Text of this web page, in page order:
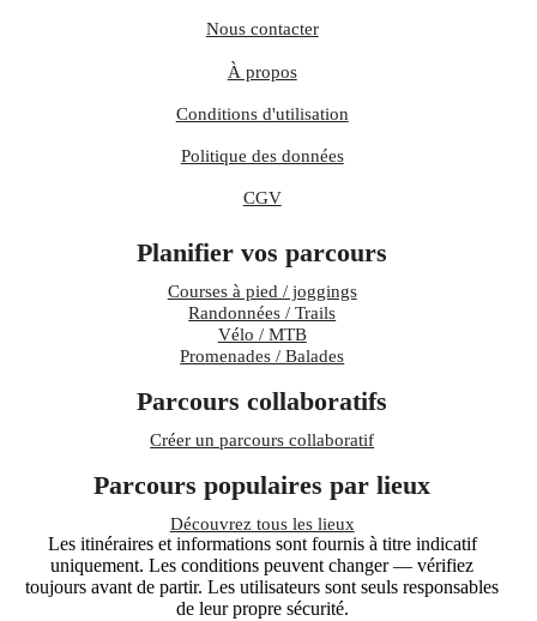
Nous contacter
À propos
Conditions d'utilisation
Politique des données
CGV
Planifier vos parcours
Courses à pied / joggings
Randonnées / Trails
Vélo / MTB
Promenades / Balades
Parcours collaboratifs
Créer un parcours collaboratif
Parcours populaires par lieux
Découvrez tous les lieux
Les itinéraires et informations sont fournis à titre indicatif
uniquement. Les conditions peuvent changer — vérifiez
toujours avant de partir. Les utilisateurs sont seuls responsables
de leur propre sécurité.